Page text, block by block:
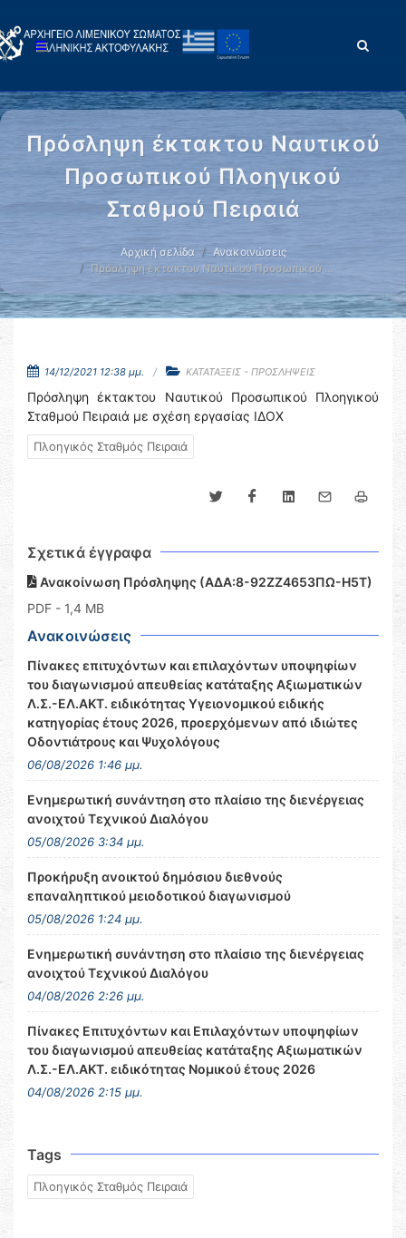
Πρόσληψη έκτακτου Ναυτικού
Προσωπικού Πλοηγικού
Σταθμού Πειραιά
Αρχική σελίδα
Ανακοινώσεις
Πρόσληψη έκτακτου Ναυτικού Προσωπικού …
14/12/2021 12:38 μμ. ΚΑΤΑΤΑΞΕΙΣ - ΠΡΟΣΛΗΨΕΙΣ
Πρόσληψη έκτακτου Ναυτικού Προσωπικού Πλοηγικού
Σταθμού Πειραιά με σχέση εργασίας ΙΔΟΧ
Πλοηγικός Σταθμός Πειραιά
Σχετικά έγγραφα
Ανακοίνωση Πρόσληψης (ΑΔΑ:8-92ΖΖ4653ΠΩ-Η5Τ)
PDF - 1,4 MB
Ανακοινώσεις
Πίνακες επιτυχόντων και επιλαχόντων υποψηφίων
του διαγωνισμού απευθείας κατάταξης Αξιωματικών
Λ.Σ.-ΕΛ.ΑΚΤ. ειδικότητας Υγειονομικού ειδικής
κατηγορίας έτους 2026, προερχόμενων από ιδιώτες
Οδοντιάτρους και Ψυχολόγους
06/08/2026 1:46 μμ.
Ενημερωτική συνάντηση στο πλαίσιο της διενέργειας
ανοιχτού Τεχνικού Διαλόγου
05/08/2026 3:34 μμ.
Προκήρυξη ανοικτού δημόσιου διεθνούς
επαναληπτικού μειοδοτικού διαγωνισμού
05/08/2026 1:24 μμ.
Ενημερωτική συνάντηση στο πλαίσιο της διενέργειας
ανοιχτού Τεχνικού Διαλόγου
04/08/2026 2:26 μμ.
Πίνακες Επιτυχόντων και Επιλαχόντων υποψηφίων
του διαγωνισμού απευθείας κατάταξης Αξιωματικών
Λ.Σ.-ΕΛ.ΑΚΤ. ειδικότητας Νομικού έτους 2026
04/08/2026 2:15 μμ.
Tags
Πλοηγικός Σταθμός Πειραιά